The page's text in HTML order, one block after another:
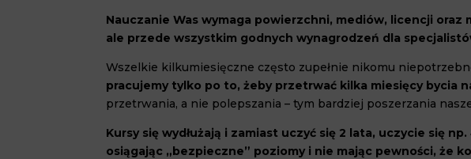
Nauczanie Was wymaga powierzchni, mediów, licencji oraz
ale przede wszystkim godnych wynagrodzeń dla
Wszelkie kilkumiesięczne często zupełnie nikomu
pracujemy tylko po to, żeby przetrwać kilka miesięcy bycia
przetrwania, a nie polepszania – tym bardziej poszerzania
Kursy się wydłużają i zamiast uczyć się 2 lata, uczycie się
osiągając „bezpieczne” poziomy i nie mając pewności, że